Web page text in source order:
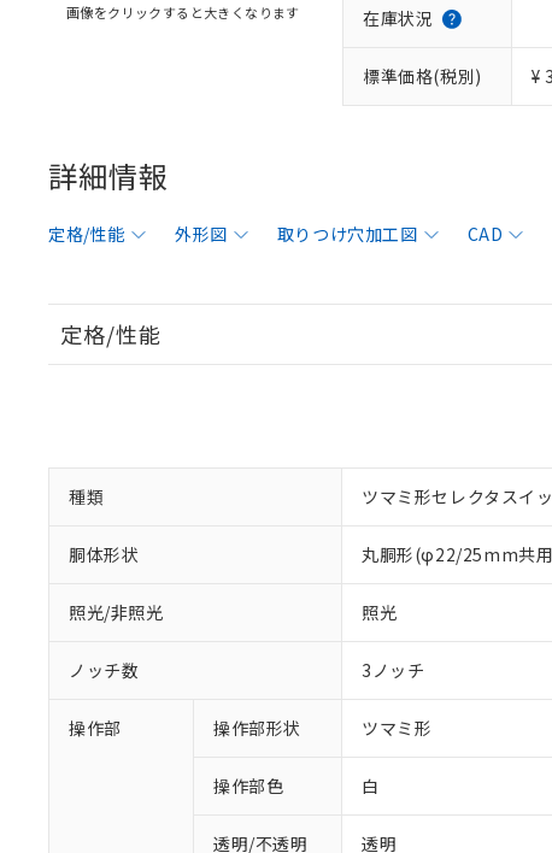
画像をクリックすると大きくなります 在庫状況
標準価格(税別) ¥
詳細情報
定格/性能 外形図 取りつけ穴加工図 CAD
定格/性能
種類 ツマミ形セレクタスイ
胴体形状 丸胴形(φ22/25mm共
照光/非照光 照光
ノッチ数 3ノッチ
操作部 操作部形状 ツマミ形
操作部色 白
透明/不透明 透明